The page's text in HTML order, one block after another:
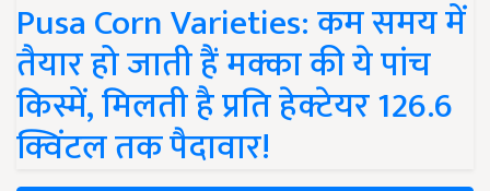
Pusa Corn Varieties: कम समय में
तैयार हो जाती हैं मक्का की ये पांच
किस्में, मिलती है प्रति हेक्टेयर 126.6
क्विंटल तक पैदावार!